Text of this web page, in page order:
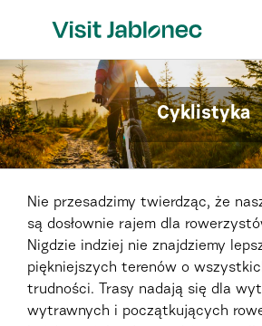
Cyklistyka
Nie przesadzimy twierdząc, że
są dosłownie rajem dla
Nigdzie indziej nie znajdziemy
piękniejszych terenów o
trudności. Trasy nadają się dla
wytrawnych i początkujących